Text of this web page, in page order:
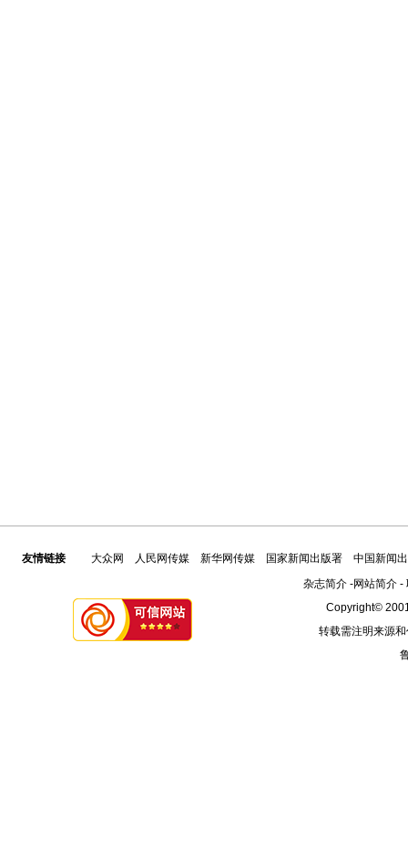
友情链接 大众网 人民网传媒 新华网传媒 国家新闻出版署
中国新闻
杂志简介-网站简介-
Copyright©
转载需注明来源